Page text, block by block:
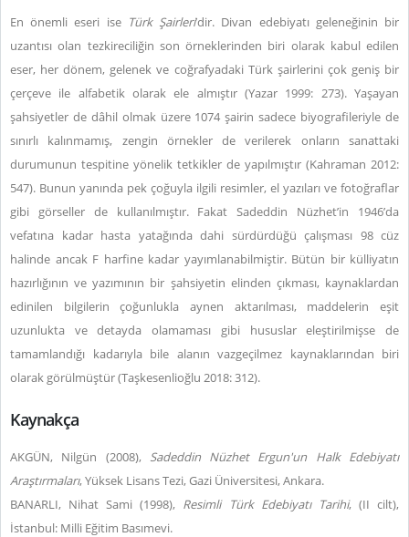
En önemli eseri ise Türk Şairleri’dir. Divan edebiyatı geleneğinin bir
uzantısı olan tezkireciliğin son örneklerinden biri olarak kabul edilen
eser, her dönem, gelenek ve coğrafyadaki Türk şairlerini çok geniş bir
çerçeve ile alfabetik olarak ele almıştır (Yazar 1999: 273). Yaşayan
şahsiyetler de dâhil olmak üzere 1074 şairin sadece biyografileriyle de
sınırlı kalınmamış, zengin örnekler de verilerek onların sanattaki
durumunun tespitine yönelik tetkikler de yapılmıştır (Kahraman 2012:
547). Bunun yanında pek çoğuyla ilgili resimler, el yazıları ve fotoğraflar
gibi görseller de kullanılmıştır. Fakat Sadeddin Nüzhet’in 1946’da
vefatına kadar hasta yatağında dahi sürdürdüğü çalışması 98 cüz
halinde ancak F harfine kadar yayımlanabilmiştir. Bütün bir külliyatın
hazırlığının ve yazımının bir şahsiyetin elinden çıkması, kaynaklardan
edinilen bilgilerin çoğunlukla aynen aktarılması, maddelerin eşit
uzunlukta ve detayda olamaması gibi hususlar eleştirilmişse de
tamamlandığı kadarıyla bile alanın vazgeçilmez kaynaklarından biri
olarak görülmüştür (Taşkesenlioğlu 2018: 312).
Kaynakça
AKGÜN, Nilgün (2008), Sadeddin Nüzhet Ergun'un Halk Edebiyatı
Araştırmaları, Yüksek Lisans Tezi, Gazi Üniversitesi, Ankara.
BANARLI, Nihat Sami (1998), Resimli Türk Edebiyatı Tarihi, (II cilt),
İstanbul: Milli Eğitim Basımevi.